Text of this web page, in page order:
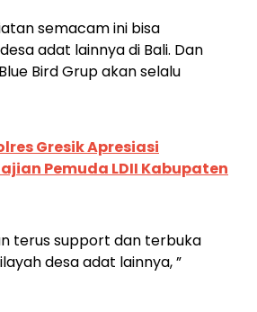
semacam ini bisa
adat lainnya di Bali. Dan
Bird Grup akan selalu
Gresik Apresiasi
Pemuda LDII Kabupaten
terus support dan terbuka
desa adat lainnya, ”